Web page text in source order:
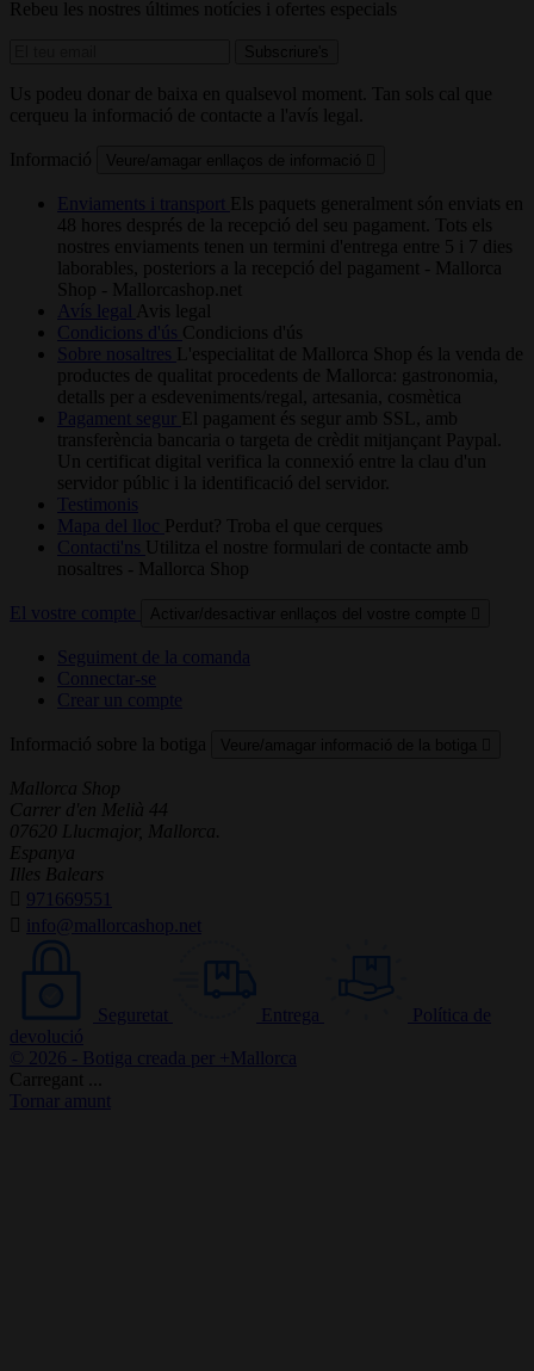
Rebeu les nostres últimes notícies i ofertes especials
Us podeu donar de baixa en qualsevol moment. Tan sols cal que
cerqueu la informació de contacte a l'avís legal.
Informació
Enviaments i transport Els paquets generalment són enviats en
48 hores després de la recepció del seu pagament. Tots els
nostres enviaments tenen un termini d'entrega entre 5 i 7 dies
laborables, posteriors a la recepció del pagament - Mallorca
Shop - Mallorcashop.net
Avís legal
Avis legal
Condicions d'ús Condicions d'ús
Sobre nosaltres L'especialitat de Mallorca Shop és la venda de
productes de qualitat procedents de Mallorca: gastronomia,
detalls per a esdeveniments/regal, artesania, cosmètica
Pagament segur
El pagament és segur amb SSL, amb
transferència bancaria o targeta de crèdit mitjançant Paypal.
Un certificat digital verifica la connexió entre la clau d'un
servidor públic i la identificació del servidor.
Testimonis
Mapa del lloc
Perdut? Troba el que cerques
Contacti'ns Utilitza el nostre formulari de contacte amb
nosaltres - Mallorca Shop
El vostre compte
Seguiment de la comanda
Connectar-se
Crear un compte
Informació sobre la botiga
Mallorca Shop
Carrer d'en Melià 44
07620 Llucmajor, Mallorca.
Espanya
Illes Balears
971669551
info@mallorcashop.net
Seguretat Entrega
Política de
devolució
© 2026 - Botiga creada per +Mallorca
Carregant ...
Tornar amunt